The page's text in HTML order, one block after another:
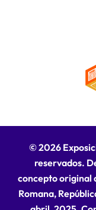
ó
n
e
e
© 2026
reservados.
concepto original
Romana,